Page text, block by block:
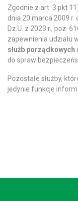
Zgodnie z art. 3 pkt
dnia 20 marca 2009
Dz.U. z 2023 r., poz.
zapewnienia udziału
służb porządkowych
do spraw
Pozostałe służby,
jedynie funkcje